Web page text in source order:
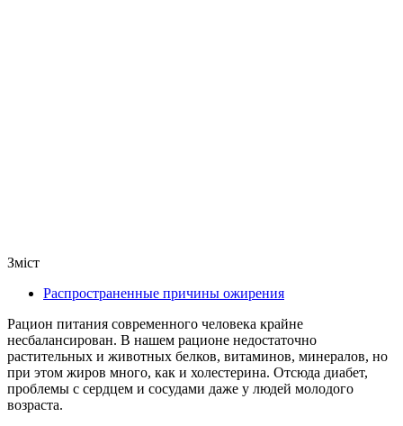
Зміст
Распространенные причины ожирения
Рацион питания современного человека крайне
несбалансирован. В нашем рационе недостаточно
растительных и животных белков, витаминов, минералов, но
при этом жиров много, как и холестерина. Отсюда диабет,
проблемы с сердцем и сосудами даже у людей молодого
возраста.